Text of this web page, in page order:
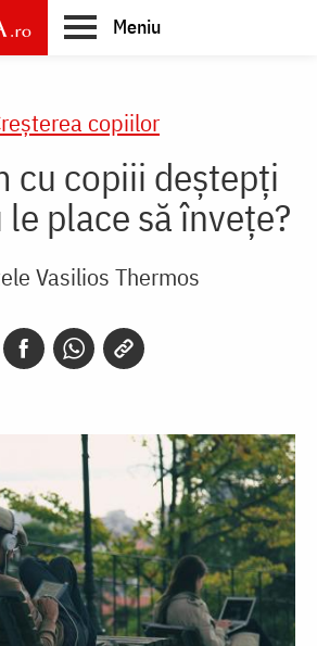
Meniu
copiilor
cu copiii deștepți
place să învețe?
Vasilios Thermos